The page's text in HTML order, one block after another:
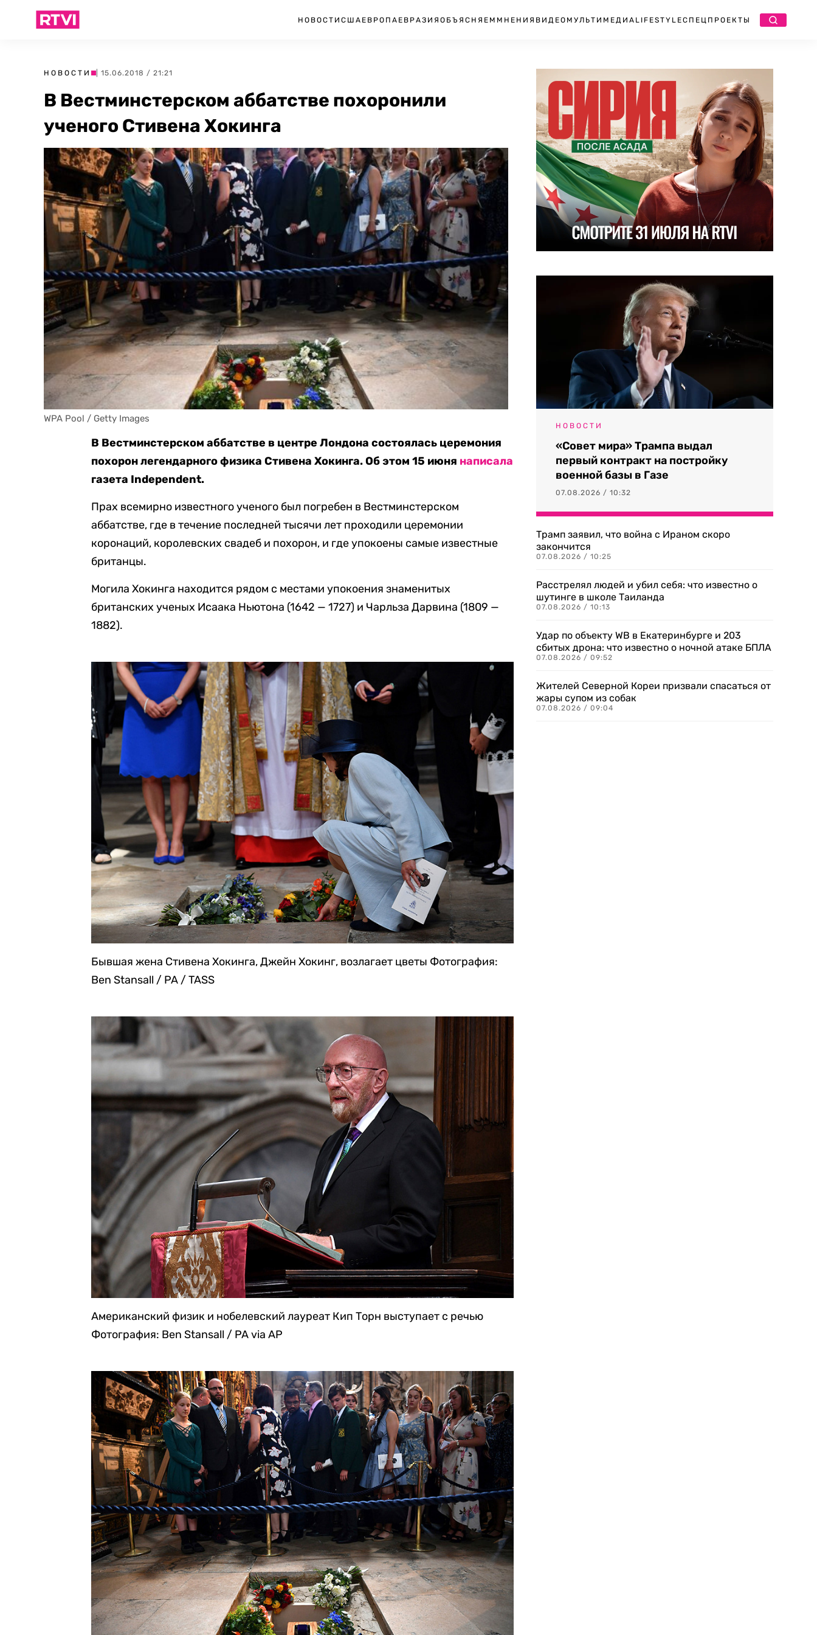
НОВОСТИ США ЕВРОПА ЕВРАЗИЯ ОБЪЯСНЯЕМ МНЕНИЯ ВИДЕО МУЛЬТИМЕДИА LIFESTYLEСПЕЦПРОЕКТЫ
НОВОСТИ | 15.06.2018 / 21:21
В Вестминстерском аббатстве похоронили
ученого Стивена Хокинга
WPA Pool / Getty Images
В Вестминстерском аббатстве в центре Лондона состоялась церемония
похорон легендарного физика Стивена Хокинга. Об этом 15 июня написала
газета Independent.
Прах всемирно известного ученого был погребен в Вестминстерском
аббатстве, где в течение последней тысячи лет проходили церемонии
коронаций, королевских свадеб и похорон, и где упокоены самые известные
британцы.
Могила Хокинга находится рядом с местами упокоения знаменитых
британских ученых Исаака Ньютона (1642 — 1727) и Чарльза Дарвина (1809 —
1882).
Бывшая жена Стивена Хокинга, Джейн Хокинг, возлагает цветы Фотография:
Ben Stansall / PA / TASS
Американский физик и нобелевский лауреат Кип Торн выступает с речью
Фотография: Ben Stansall / PA via AP
НОВОСТИ
«Совет мира» Трампа выдал
первый контракт на постройку
военной базы в Газе
07.08.2026 / 10:32
Трамп заявил, что война с Ираном скоро
закончится
07.08.2026 / 10:25
Расстрелял людей и убил себя: что известно о
шутинге в школе Таиланда
07.08.2026 / 10:13
Удар по объекту WB в Екатеринбурге и 203
сбитых дрона: что известно о ночной атаке БПЛА
07.08.2026 / 09:52
Жителей Северной Кореи призвали спасаться от
жары супом из собак
07.08.2026 / 09:04